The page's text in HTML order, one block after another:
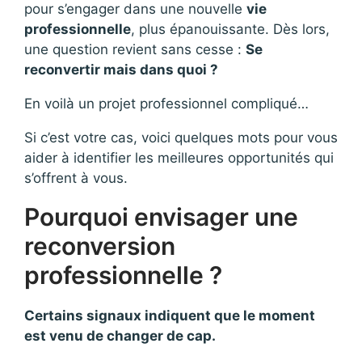
pour s’engager dans une nouvelle vie
professionnelle, plus épanouissante. Dès lors,
une question revient sans cesse : Se
reconvertir mais dans quoi ?
En voilà un projet professionnel compliqué…
Si c’est votre cas, voici quelques mots pour vous
aider à identifier les meilleures opportunités qui
s’offrent à vous.
Pourquoi envisager une
reconversion
professionnelle ?
Certains signaux indiquent que le moment
est venu de changer de cap.